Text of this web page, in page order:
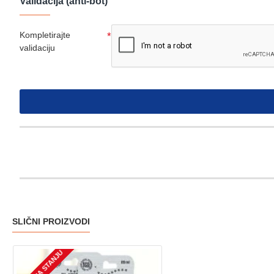
Kompletirajte
validaciju
SLIČNI PROIZVODI